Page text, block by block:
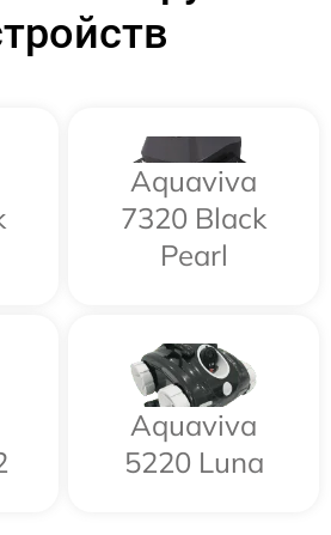
Aquaviva
7320 Black
Pearl
Aquaviva
5220 Luna